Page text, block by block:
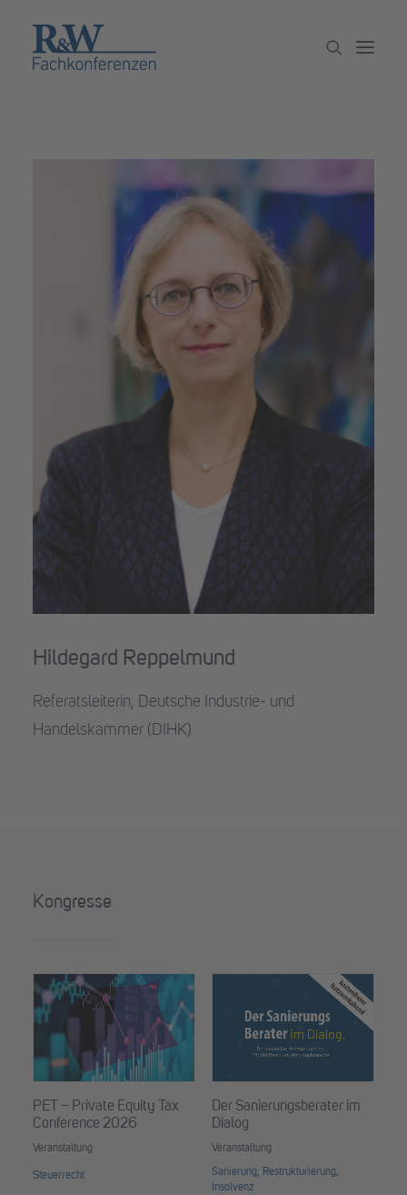
Newsletter
Hildegard Reppelmund
Referatsleiterin, Deutsche Industrie- und
Handelskammer (DIHK)
Kongresse
PET – Private Equity Tax
Conference 2026
Veranstaltung
Steuerrecht
Der Sanierungsberater im
Dialog
Veranstaltung
Sanierung, Restrukturierung,
Insolvenz